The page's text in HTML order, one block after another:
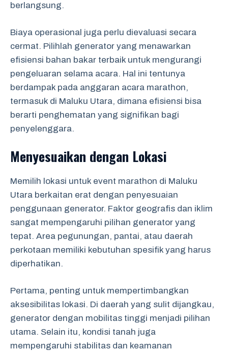
berlangsung.
Biaya operasional juga perlu dievaluasi secara
cermat. Pilihlah generator yang menawarkan
efisiensi bahan bakar terbaik untuk mengurangi
pengeluaran selama acara. Hal ini tentunya
berdampak pada anggaran acara marathon,
termasuk di Maluku Utara, dimana efisiensi bisa
berarti penghematan yang signifikan bagi
penyelenggara.
Menyesuaikan dengan Lokasi
Memilih lokasi untuk event marathon di Maluku
Utara berkaitan erat dengan penyesuaian
penggunaan generator. Faktor geografis dan iklim
sangat mempengaruhi pilihan generator yang
tepat. Area pegunungan, pantai, atau daerah
perkotaan memiliki kebutuhan spesifik yang harus
diperhatikan.
Pertama, penting untuk mempertimbangkan
aksesibilitas lokasi. Di daerah yang sulit dijangkau,
generator dengan mobilitas tinggi menjadi pilihan
utama. Selain itu, kondisi tanah juga
mempengaruhi stabilitas dan keamanan